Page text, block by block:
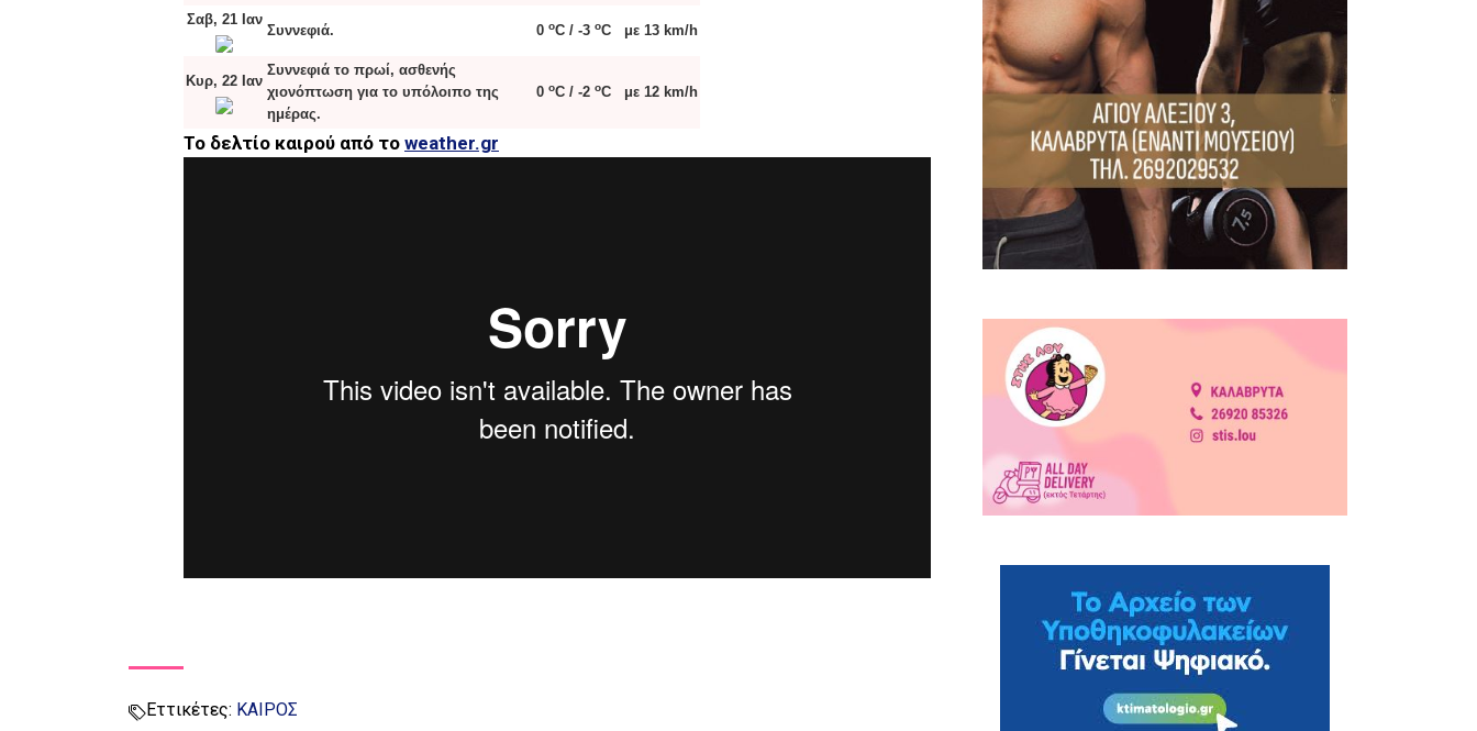
Σαβ, 21 Ιαν
Συννεφιά. 0 oC / -3 oC με 13 km/h
Κυρ, 22 Ιαν
Συννεφιά το πρωί, ασθενής
χιονόπτωση για το υπόλοιπο της
ημέρας.
0 oC / -2 oC με 12 km/h
Το δελτίο καιρού από το weather.gr
Εττικέτες: ΚΑΙΡΟΣ